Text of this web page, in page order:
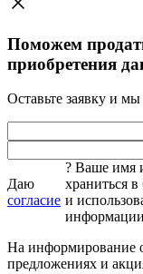
Поможем
приобретения
Оставьте заявку и
Даю
согласие
? Ваше имя
храниться
и
На информирование
предложениях и